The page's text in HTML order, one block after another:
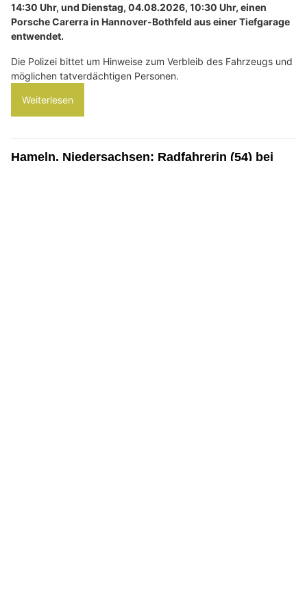
14:30 Uhr, und Dienstag, 04.08.2026, 10:30 Uhr, einen
Porsche Carerra in Hannover-Bothfeld aus einer Tiefgarage
entwendet.
Die Polizei bittet um Hinweise zum Verbleib des Fahrzeugs und
möglichen tatverdächtigen Personen.
Weiterlesen
Hameln, Niedersachsen: Radfahrerin (54) bei